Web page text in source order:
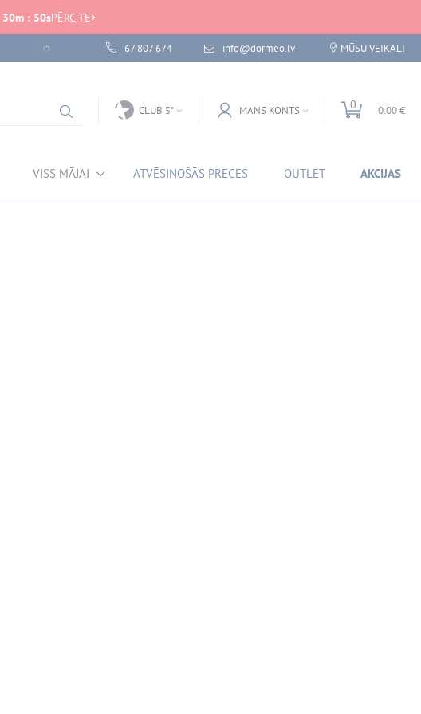
30m : 50sPĒRC TE
67 807 674 info@dormeo.lv MŪSU VEIKALI
CLUB 5* MANS KONTS 0 0.00 €
VISS MĀJAI ATVĒSINOŠĀS PRECES OUTLET AKCIJAS